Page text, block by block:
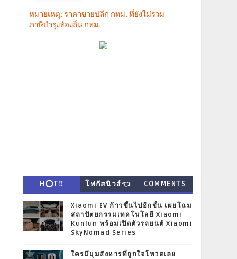
H⭕T‼ โฟกัสนิวส์👈 COMMENTS
Xiaomi EV ก้าวขึ้นไปอีกขั้น เผยโฉม
สถาปัตยกรรมเทคโนโลยี Xiaomi
Kunlun พร้อมเปิดตัวรถยนต์ Xiaomi
SkyNomad Series
ใครมีมุมสังหารที่ถูกใจโหวตเลย